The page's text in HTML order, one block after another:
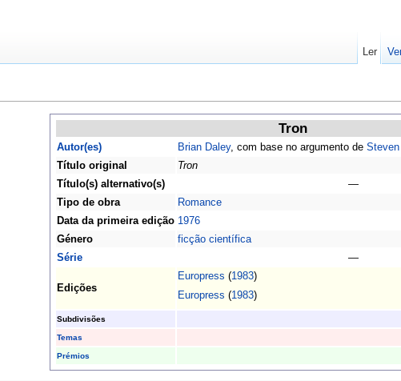
Tron
Autor(es) Brian Daley, com base no argumento de
Título original
Tron
Título(s) alternativo(s)
—
Tipo de obra
Romance
Data da primeira edição 1976
Género
ficção científica
Série
—
Edições
Europress (1983)
Europress (1983)
Subdivisões
Temas
Prémios
Ler